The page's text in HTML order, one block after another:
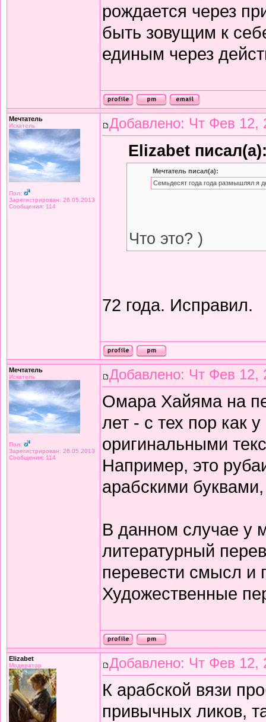
рождается через
быть зовущим к
единым через
Мечтатель
Искатель
Пол:
Зарегистрирован: 26.05.2013
Сообщения: 114
Добавлено: Чт Фев 12,
Elizabet
Мечтатель писал(а):
Семьдесят года года размышлял я
Что это? )
72 года. Исправил.
Мечтатель
Искатель
Пол:
Зарегистрирован: 26.05.2013
Сообщения: 114
Добавлено: Чт Фев 12,
Омара Хайяма на
лет - с тех пор как
оригинальными
Например, это
арабскими
В данном случае у
литературный
перевести смысл и
Художественные
Elizabet
Модератор Добавлено: Чт Фев 12,
К арабской вязи
привычных ликов,